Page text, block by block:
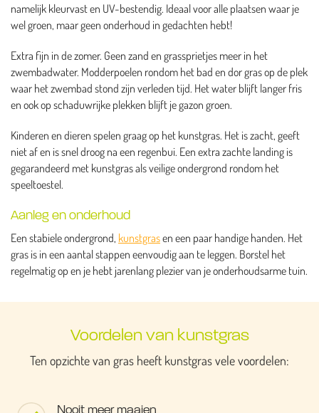
namelijk kleurvast en UV-bestendig. Ideaal voor alle plaatsen waar je
wel groen, maar geen onderhoud in gedachten hebt!
Extra fijn in de zomer. Geen zand en grassprietjes meer in het
zwembadwater. Modderpoelen rondom het bad en dor gras op de plek
waar het zwembad stond zijn verleden tijd. Het water blijft langer fris
en ook op schaduwrijke plekken blijft je gazon groen.
Kinderen en dieren spelen graag op het kunstgras. Het is zacht, geeft
niet af en is snel droog na een regenbui. Een extra zachte landing is
gegarandeerd met kunstgras als veilige ondergrond rondom het
speeltoestel.
Aanleg en onderhoud
Een stabiele ondergrond, kunstgrasen een paar handige handen. Het
gras is in een aantal stappen eenvoudig aan te leggen. Borstel het
regelmatig op en je hebt jarenlang plezier van je onderhoudsarme tuin.
Voordelen van kunstgras
Ten opzichte van gras heeft kunstgras vele voordelen:
Nooit meer maaien